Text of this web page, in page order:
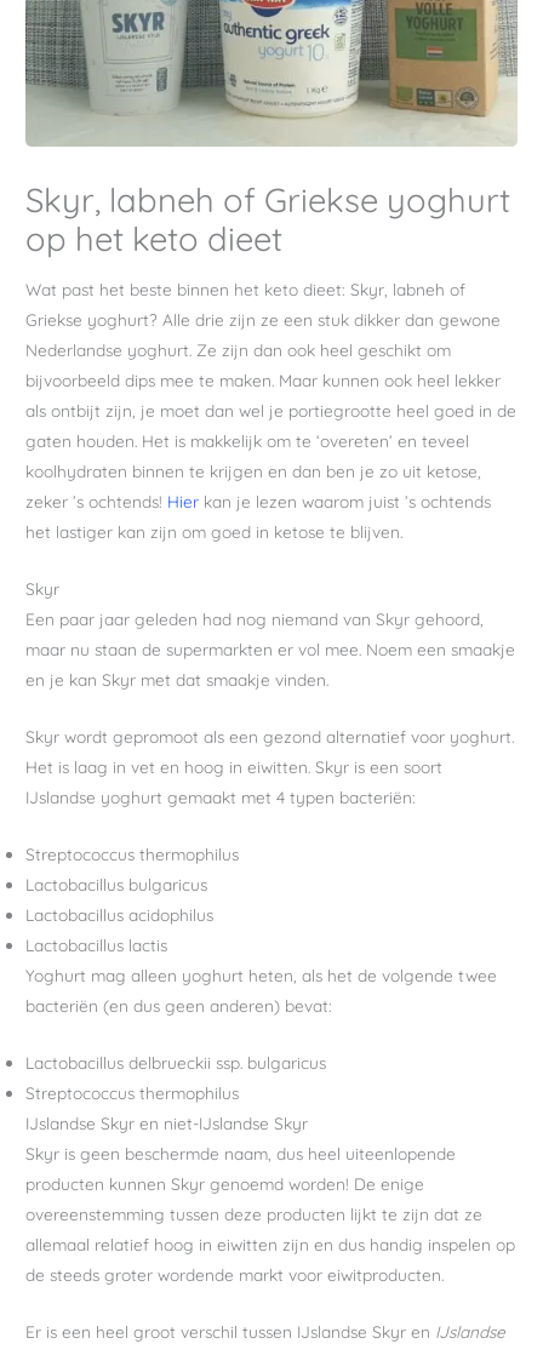
Skyr, labneh of Griekse yoghurt
op het keto dieet
Wat past het beste binnen het keto dieet: Skyr, labneh of
Griekse yoghurt? Alle drie zijn ze een stuk dikker dan gewone
Nederlandse yoghurt. Ze zijn dan ook heel geschikt om
bijvoorbeeld dips mee te maken. Maar kunnen ook heel lekker
als ontbijt zijn, je moet dan wel je portiegrootte heel goed in de
gaten houden. Het is makkelijk om te ‘overeten’ en teveel
koolhydraten binnen te krijgen en dan ben je zo uit ketose,
zeker ’s ochtends! Hier kan je lezen waarom juist ’s ochtends
het lastiger kan zijn om goed in ketose te blijven.
Skyr
Een paar jaar geleden had nog niemand van Skyr gehoord,
maar nu staan de supermarkten er vol mee. Noem een smaakje
en je kan Skyr met dat smaakje vinden.
Skyr wordt gepromoot als een gezond alternatief voor yoghurt.
Het is laag in vet en hoog in eiwitten. Skyr is een soort
IJslandse yoghurt gemaakt met 4 typen bacteriën:
Streptococcus thermophilus
Lactobacillus bulgaricus
Lactobacillus acidophilus
Lactobacillus lactis
Yoghurt mag alleen yoghurt heten, als het de volgende twee
bacteriën (en dus geen anderen) bevat:
Lactobacillus delbrueckii ssp. bulgaricus
Streptococcus thermophilus
IJslandse Skyr en niet-IJslandse Skyr
Skyr is geen beschermde naam, dus heel uiteenlopende
producten kunnen Skyr genoemd worden! De enige
overeenstemming tussen deze producten lijkt te zijn dat ze
allemaal relatief hoog in eiwitten zijn en dus handig inspelen op
de steeds groter wordende markt voor eiwitproducten.
Er is een heel groot verschil tussen IJslandse Skyr en IJslandse